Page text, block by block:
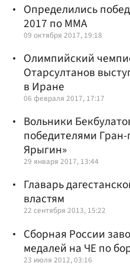
Определились
2017 по ММА
09 октября 2017, 19:18
Олимпийский
Отарсултанов
в Иране
06 февраля 2017, 17:17
Вольники
победителями
Ярыгин»
29 января 2017, 13:44
Главарь
властям
22 сентября 2013, 15:22
Сборная России
медалей на ЧЕ по
23 июля 2012, 03:16